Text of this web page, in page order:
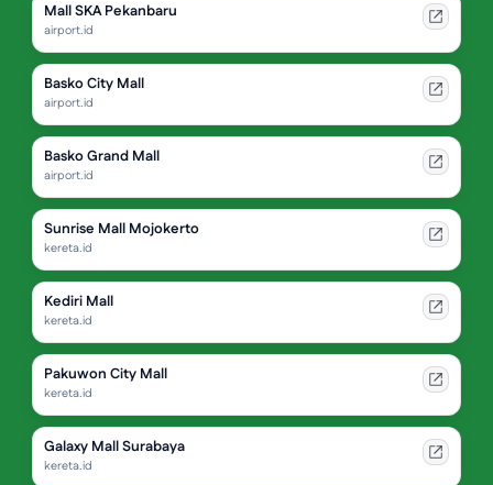
Mall SKA Pekanbaru
airport.id
Basko City Mall
airport.id
Basko Grand Mall
airport.id
Sunrise Mall Mojokerto
kereta.id
Kediri Mall
kereta.id
Pakuwon City Mall
kereta.id
Galaxy Mall Surabaya
kereta.id